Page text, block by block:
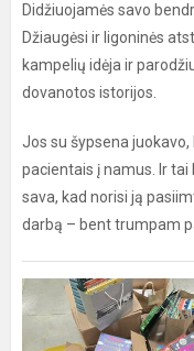
Didžiuojamės savo
Džiaugėsi ir ligoninės
kampelių idėja ir
dovanotos istorijos.
Jos su šypsena
pacientais į namus. Ir tai
sava, kad norisi ją
darbą – bent trumpam